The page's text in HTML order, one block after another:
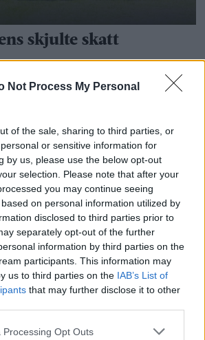
Not Process My Personal
of the sale, sharing to third parties, or
or sensitive information for
by us, please use the below opt-out
selection. Please note that after your
you may continue seeing
on personal information utilized by
disclosed to third parties prior to
separately opt-out of the further
information by third parties on the
participants. This information may
us to third parties on the IAB’s List of
that may further disclose it to other
Processing Opt Outs